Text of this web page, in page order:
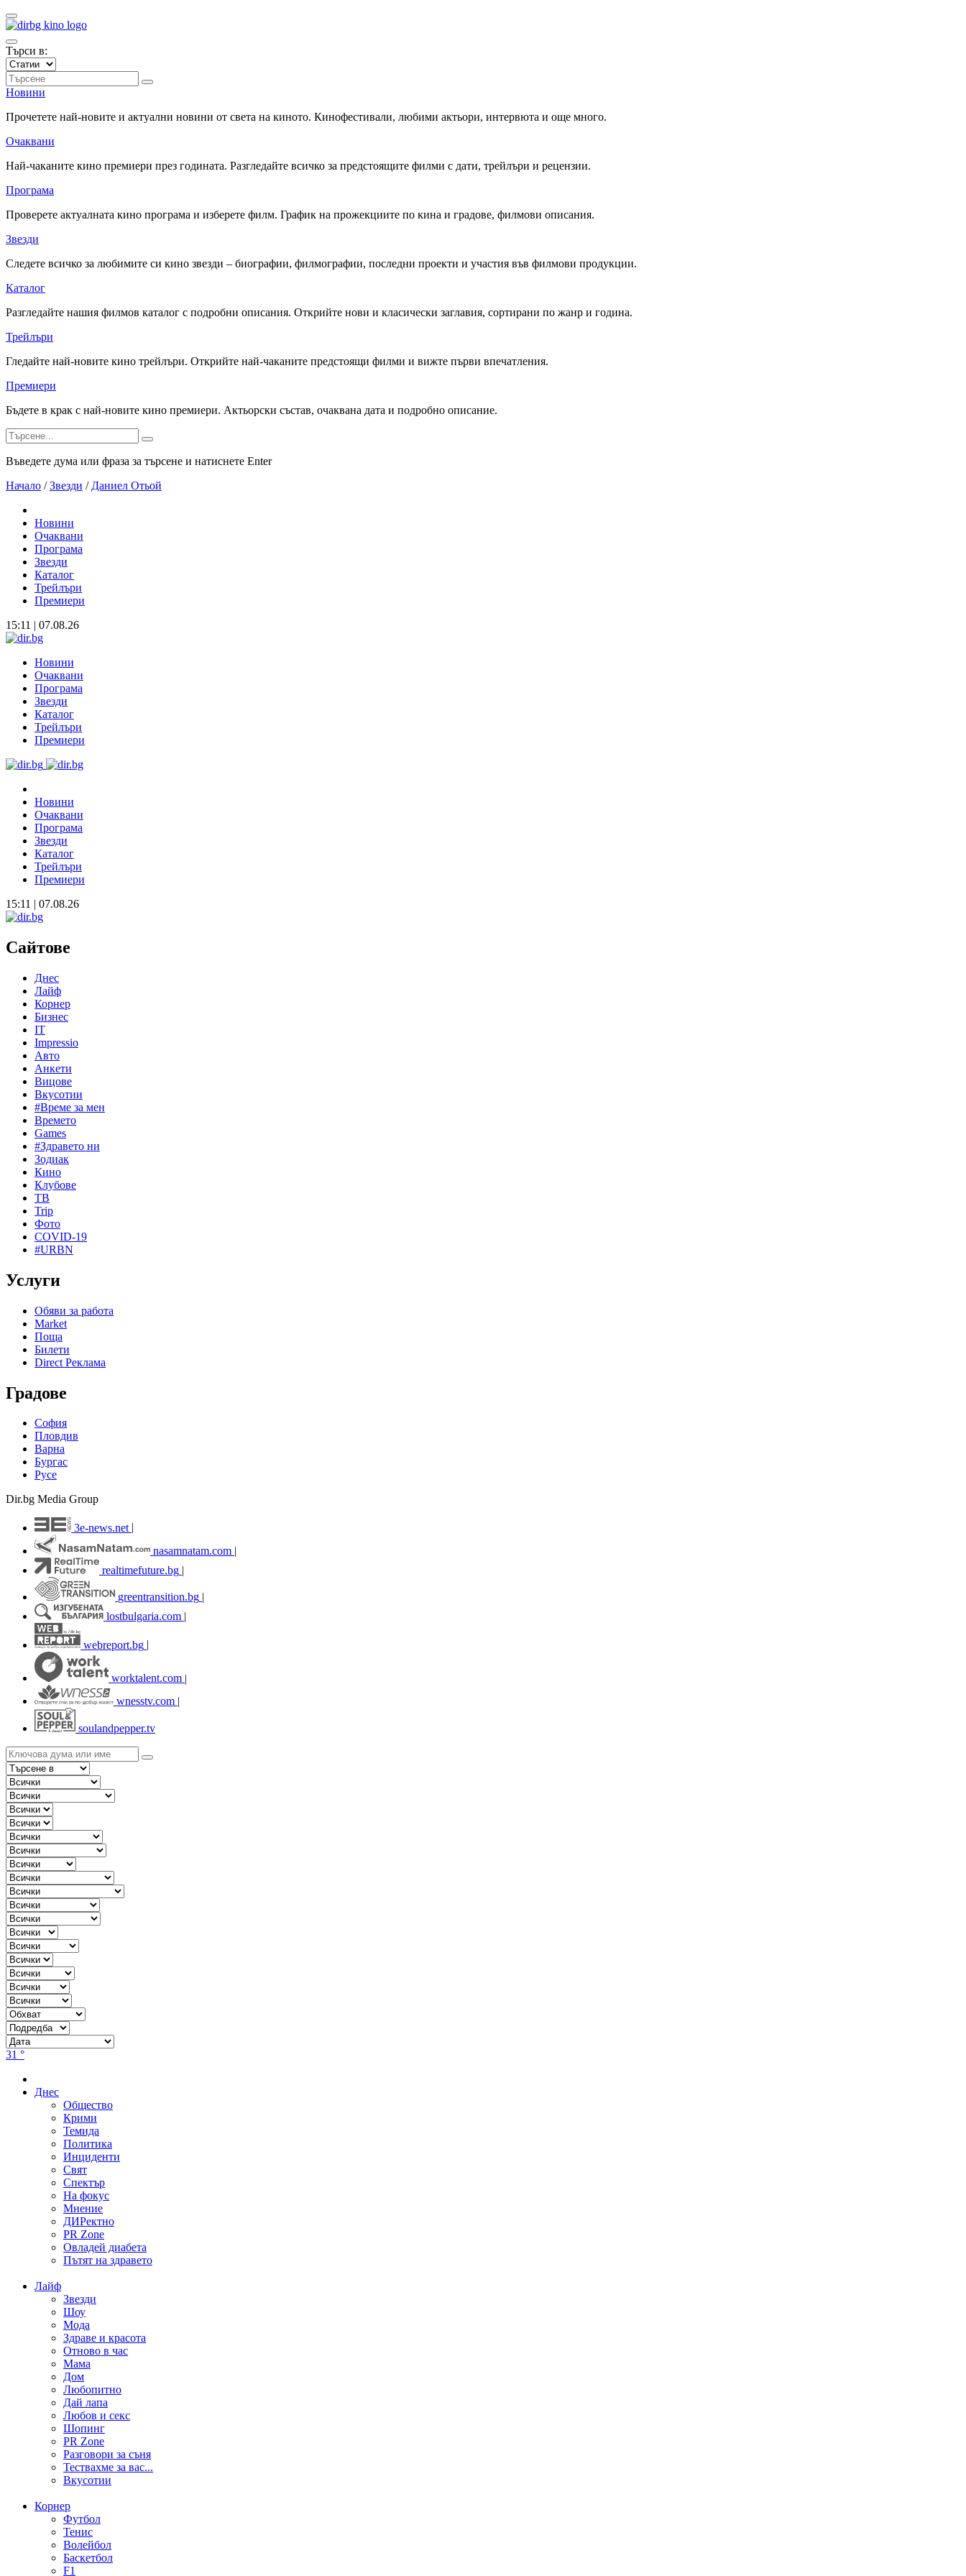
Търси в:
Новини
Прочетете най-новите и актуални новини от света на киното. Кинофестивали, любими актьори, интервюта и още много.
Очаквани
Най-чаканите кино премиери през годината. Разгледайте всичко за предстоящите филми с дати, трейлъри и рецензии.
Програма
Проверете актуалната кино програма и изберете филм. График на прожекциите по кина и градове, филмови описания.
Звезди
Следете всичко за любимите си кино звезди – биографии, филмографии, последни проекти и участия във филмови продукции.
Каталог
Разгледайте нашия филмов каталог с подробни описания. Открийте нови и класически заглавия, сортирани по жанр и година.
Трейлъри
Гледайте най-новите кино трейлъри. Открийте най-чаканите предстоящи филми и вижте първи впечатления.
Премиери
Бъдете в крак с най-новите кино премиери. Актьорски състав, очаквана дата и подробно описание.
Въведете дума или фраза за търсене и натиснете Enter
Начало / Звезди / Даниел Отьой
Новини
Очаквани
Програма
Звезди
Каталог
Трейлъри
Премиери
15:11 | 07.08.26
Новини
Очаквани
Програма
Звезди
Каталог
Трейлъри
Премиери
Новини
Очаквани
Програма
Звезди
Каталог
Трейлъри
Премиери
15:11 | 07.08.26
Сайтове
Днес
Лайф
Корнер
Бизнес
IT
Impressio
Авто
Анкети
Вицове
Вкусотии
#Време за мен
Времето
Games
#Здравето ни
Зодиак
Кино
Клубове
ТВ
Trip
Фото
COVID-19
#URBN
Услуги
Обяви за работа
Market
Поща
Билети
Direct Реклама
Градове
София
Пловдив
Варна
Бургас
Русе
Dir.bg Media Group
3e-news.net
nasamnatam.com |
realtimefuture.bg |
greentransition.bg |
lostbulgaria.com |
webreport.bg
worktalent.com |
wnesstv.com |
soulandpepper.tv
31 °
Днес
Общество
Крими
Темида
Политика
Инциденти
Свят
Спектър
На фокус
Мнение
ДИРектно
PR Zone
Овладей диабета
Пътят на здравето
Лайф
Звезди
Шоу
Мода
Здраве и красота
Отново в час
Мама
Дом
Любопитно
Дай лапа
Любов и секс
Шопинг
PR Zone
Разговори за съня
Тествахме за вас...
Вкусотии
Корнер
Футбол
Тенис
Волейбол
Баскетбол
F1